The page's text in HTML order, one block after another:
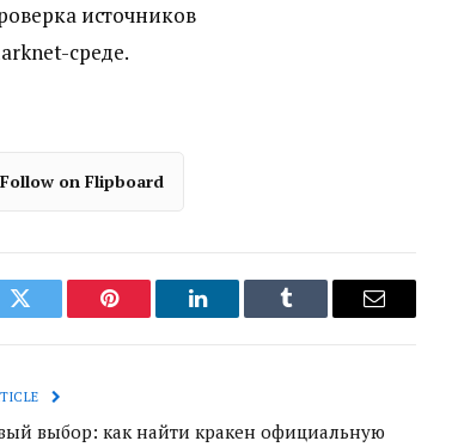
источников
среде.
Follow on Flipboard
Twitter Pinterest LinkedIn Tumblr Email
выбор: как найти кракен официальную